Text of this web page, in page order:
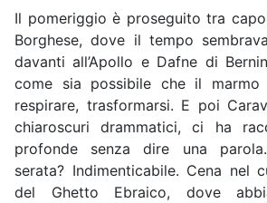
Il pomeriggio è proseguito tra
Borghese, dove il tempo
davanti all’Apollo e Dafne di
come sia possibile che il marmo
respirare, trasformarsi. E poi
chiaroscuri drammatici, ci ha
profonde senza dire una
serata? Indimenticabile. Cena nel
del Ghetto Ebraico, dove